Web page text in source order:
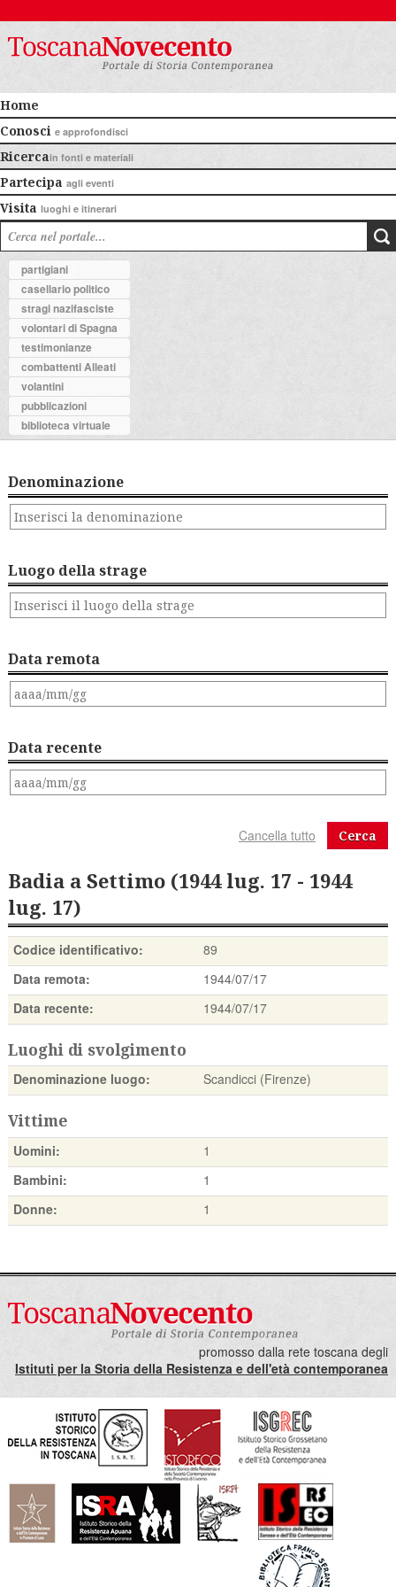
Home
Conosci e approfondisci
Ricercain fonti e materiali
Partecipa agli eventi
Visita luoghi e itinerari
partigiani
casellario politico
stragi nazifasciste
volontari di Spagna
testimonianze
combattenti Alleati
volantini
pubblicazioni
biblioteca virtuale
Denominazione
Luogo della strage
Data remota
Data recente
Cerca
Badia a Settimo (1944 lug. 17 - 1944
lug. 17)
Codice identificativo:
89
Data remota:
1944/07/17
Data recente:
1944/07/17
Luoghi di svolgimento
Denominazione luogo: Scandicci (Firenze)
Vittime
Uomini:
1
Bambini:
1
Donne:
1
promosso dalla rete toscana degli
Istituti per la Storia della Resistenza e dell'età contemporanea